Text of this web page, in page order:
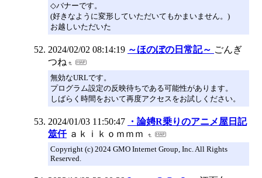
◇バナーです。
(好きなように変形していただいてもかまいません。)
お越しいただいた
2024/02/02 08:14:19 ～ほのぼの日常記～ ごんぎ
つね
無効なURLです。
プログラム設定の反映待ちである可能性があります。
しばらく時間をおいて再度アクセスをお試しください。
2024/01/03 11:50:47
・論娉R乗りのアニメ屋日記
筮仟 ａｋｉｋｏｍｍｍ
Copyright (c) 2024 GMO Internet Group, Inc. All Rights
Reserved.